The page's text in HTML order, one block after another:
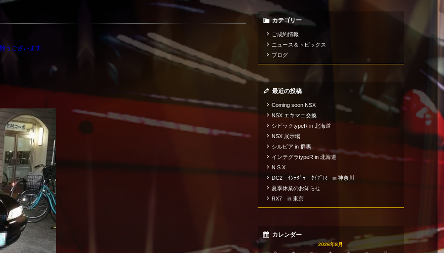
うございます。
カテゴリー
ご成約情報
ニュース＆トピックス
ブログ
最近の投稿
Coming soon NSX
NSX エキマニ交換
シビックtypeR in 北海道
NSX 展示場
シルビア in 群馬
インテグラtypeR in 北海道
N S X
DC2 ｲﾝﾃｸﾞﾗ ﾀｲﾌﾟR in 神奈川
夏季休業のお知らせ
RX7 in 東京
カレンダー
2026年8月